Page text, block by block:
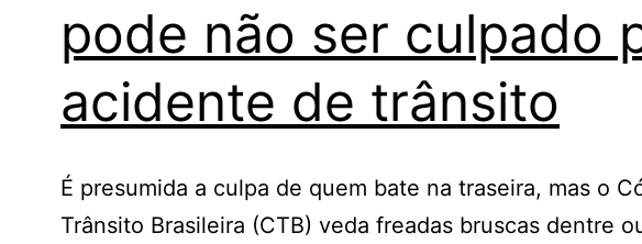
pode não ser culpado
acidente de trânsito
É presumida a culpa de quem bate na traseira, mas o
Trânsito Brasileira (CTB) veda freadas bruscas dentre